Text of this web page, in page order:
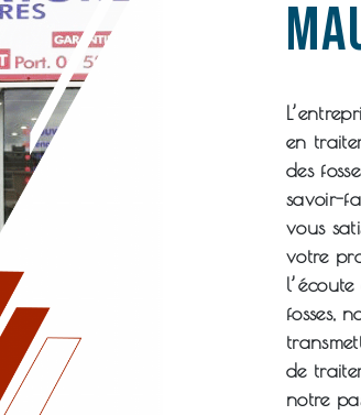
en
des
savoir-
vous
votre
fosses,
de
notre